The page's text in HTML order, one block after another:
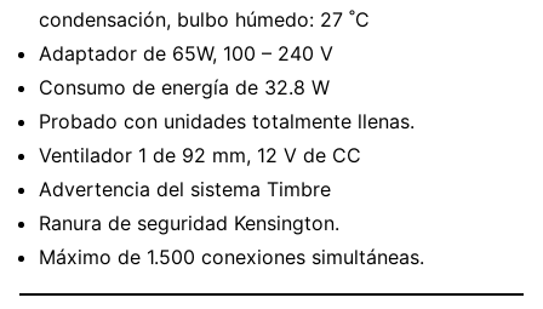
condensación, bulbo húmedo: 27 ˚C
Adaptador de 65W, 100 – 240 V
Consumo de energía de 32.8 W
Probado con unidades totalmente llenas.
Ventilador 1 de 92 mm, 12 V de CC
Advertencia del sistema Timbre
Ranura de seguridad Kensington.
Máximo de 1.500 conexiones simultáneas.